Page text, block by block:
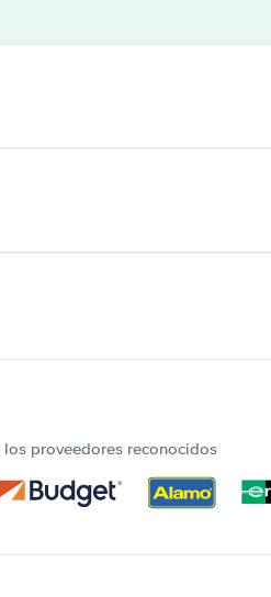
proveedores reconocidos